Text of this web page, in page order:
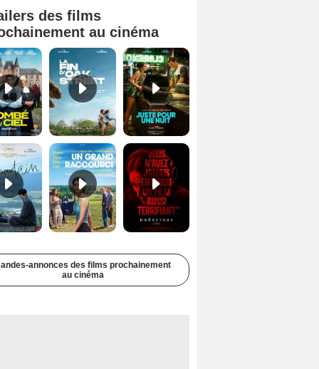
des films
au cinéma
Tombé du ciel Bande-annonce VF La fin d’Oak Street Bande-annonce VO STFR
Soudain Bande-annonce VF STFR Un grand raccourci Bande-annonce VF
annonces des films prochainement
au cinéma